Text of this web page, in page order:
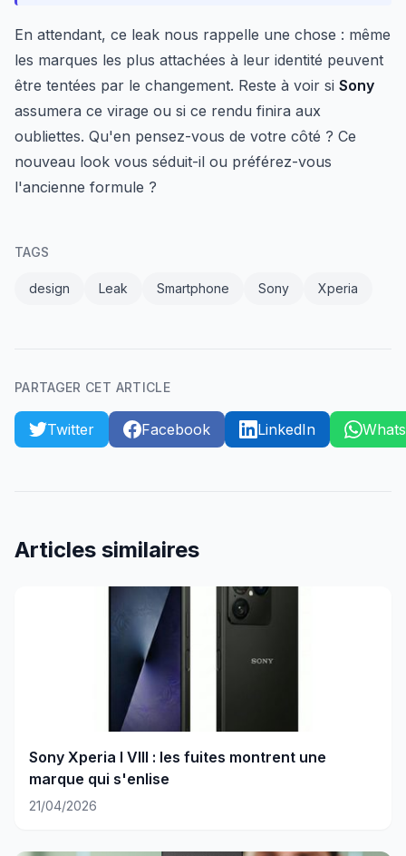
En attendant, ce leak nous rappelle une chose : même
les marques les plus attachées à leur identité peuvent
être tentées par le changement. Reste à voir si Sony
assumera ce virage ou si ce rendu finira aux
oubliettes. Qu'en pensez-vous de votre côté ? Ce
nouveau look vous séduit-il ou préférez-vous
l'ancienne formule ?
TAGS
design Leak Smartphone Sony Xperia
PARTAGER CET ARTICLE
Twitter Facebook LinkedIn
Articles similaires
Sony Xperia I VIII : les fuites montrent une
marque qui s'enlise
21/04/2026